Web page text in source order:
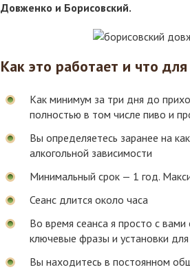
Довженко и Борисовский.
Как это работает и что
Как минимум за три дня до
полностью в том числе пиво и
Вы определяетесь заранее на
алкогольной зависимости
Минимальный срок — 1 год.
Сеанс длится около часа
Во время сеанса я просто с
ключевые фразы и установки
Вы находитесь в постоянном